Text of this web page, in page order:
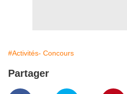
#Activités- Concours
Partager